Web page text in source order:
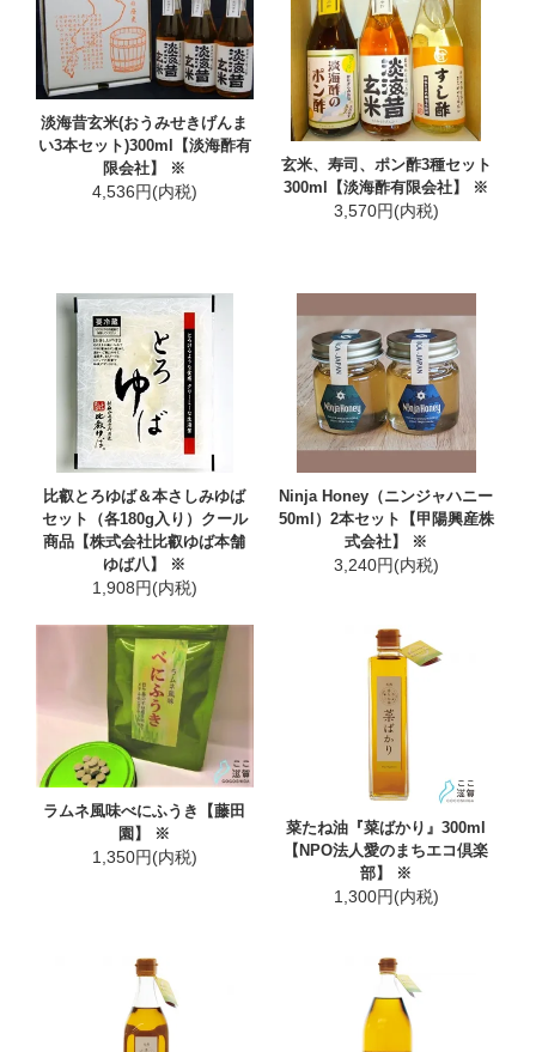
淡海昔玄米(おうみせきげんま
い3本セット)300ml【淡海酢有
限会社】 ※
4,536円(内税)
玄米、寿司、ポン酢3種セット
300ml【淡海酢有限会社】 ※
3,570円(内税)
比叡とろゆば＆本さしみゆば
セット（各180g入り）クール
商品【株式会社比叡ゆば本舗
ゆば八】 ※
1,908円(内税)
Ninja Honey（ニンジャハニー
50ml）2本セット【甲陽興産株
式会社】 ※
3,240円(内税)
ラムネ風味べにふうき【藤田
園】 ※
1,350円(内税)
菜たね油『菜ばかり』300ml
【NPO法人愛のまちエコ倶楽
部】 ※
1,300円(内税)